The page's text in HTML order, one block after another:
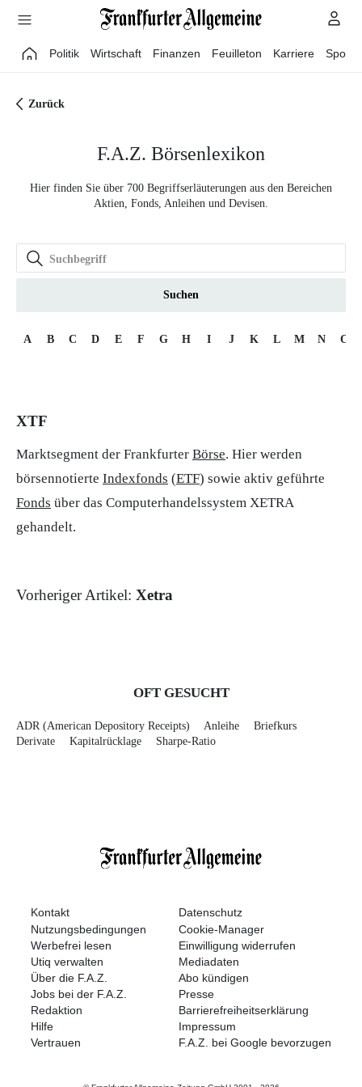
Direkt zum Hauptinhalt
Politik Wirtschaft Finanzen Feuilleton Karriere Sport
Zurück
F.A.Z. Börsenlexikon
Hier finden Sie über 700 Begriffserläuterungen aus den Bereichen
Aktien, Fonds, Anleihen und Devisen.
Suchen
A B C D E F G H I J K L M N O
XTF
Marktsegment der Frankfurter Börse. Hier werden
börsennotierte Indexfonds (ETF) sowie aktiv geführte
Fonds über das Computerhandelssystem XETRA
gehandelt.
Vorheriger Artikel: Xetra
OFT GESUCHT
ADR (American Depository Receipts) Anleihe
Briefkurs
Derivate
Kapitalrücklage Sharpe-Ratio
Kontakt
Datenschutz
Nutzungsbedingungen
Cookie-Manager
Werbefrei lesen
Einwilligung widerrufen
Utiq verwalten
Mediadaten
Über die F.A.Z.
Abo kündigen
Jobs bei der F.A.Z.
Presse
Redaktion
Barrierefreiheitserklärung
Hilfe
Impressum
Vertrauen
F.A.Z. bei Google bevorzugen